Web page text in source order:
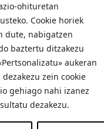
ohituretan
Cookie horiek
dute, nabigatzen
baztertu ditzakezu
aukeran
zein cookie
gehiago nahi izanez
dezakezu.